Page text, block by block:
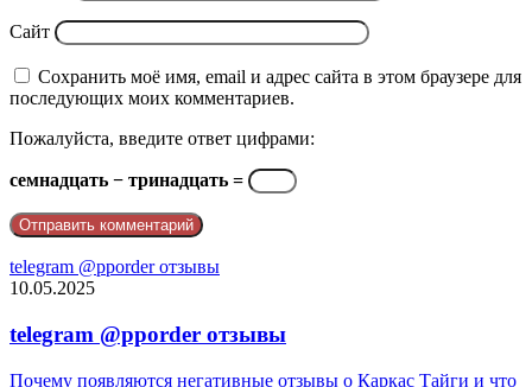
Сайт
Сохранить моё имя, email и адрес сайта в этом браузере для
последующих моих комментариев.
Пожалуйста, введите ответ цифрами:
семнадцать − тринадцать =
telegram @pporder отзывы
10.05.2025
telegram @pporder отзывы
Почему появляются негативные отзывы о Каркас Тайги и что